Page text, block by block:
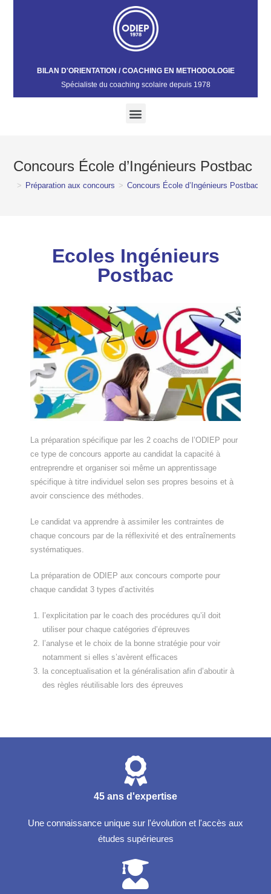
BILAN D'ORIENTATION / COACHING EN METHODOLOGIE
Spécialiste du coaching scolaire depuis 1978​
Concours École d’Ingénieurs Postbac
> Préparation aux concours > Concours École d’Ingénieurs Postbac
Ecoles Ingénieurs
Postbac
La préparation spécifique par les 2 coachs de l’ODIEP pour
ce type de concours apporte au candidat la capacité à
entreprendre et organiser soi même un apprentissage
spécifique à titre individuel selon ses propres besoins et à
avoir conscience des méthodes.
Le candidat va apprendre à assimiler les contraintes de
chaque concours par de la réflexivité et des entraînements
systématiques.
La préparation de ODIEP aux concours comporte pour
chaque candidat 3 types d’activités
l’explicitation par le coach des procédures qu’il doit
utiliser pour chaque catégories d’épreuves
l’analyse et le choix de la bonne stratégie pour voir
notamment si elles s’avèrent efficaces
la conceptualisation et la généralisation afin d’aboutir à
des règles réutilisable lors des épreuves
45 ans d'expertise
Une connaissance unique sur l'évolution et l'accès aux
études supérieures